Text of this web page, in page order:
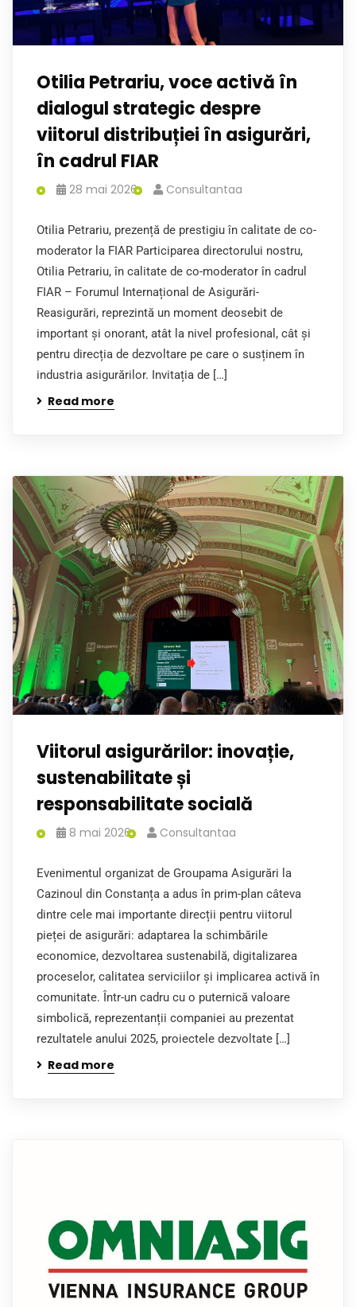
Otilia Petrariu, voce activă în
dialogul strategic despre
viitorul distribuției în asigurări,
în cadrul FIAR
28 mai 2026 Consultantaa
Otilia Petrariu, prezență de prestigiu în calitate de co-
moderator la FIAR Participarea directorului nostru,
Otilia Petrariu, în calitate de co-moderator în cadrul
FIAR – Forumul Internațional de Asigurări-
Reasigurări, reprezintă un moment deosebit de
important și onorant, atât la nivel profesional, cât și
pentru direcția de dezvoltare pe care o susținem în
industria asigurărilor. Invitația de […]
Read more
Viitorul asigurărilor: inovație,
sustenabilitate și
responsabilitate socială
8 mai 2026 Consultantaa
Evenimentul organizat de Groupama Asigurări la
Cazinoul din Constanța a adus în prim-plan câteva
dintre cele mai importante direcții pentru viitorul
pieței de asigurări: adaptarea la schimbările
economice, dezvoltarea sustenabilă, digitalizarea
proceselor, calitatea serviciilor și implicarea activă în
comunitate. Într-un cadru cu o puternică valoare
simbolică, reprezentanții companiei au prezentat
rezultatele anului 2025, proiectele dezvoltate […]
Read more